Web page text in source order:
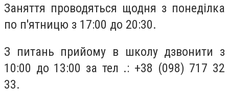
Заняття проводяться щодня з понеділка
по п'ятницю з 17:00 до 20:30.
З питань прийому в школу дзвонити з
10:00 до 13:00 за тел .: +38 (098) 717 32
33.